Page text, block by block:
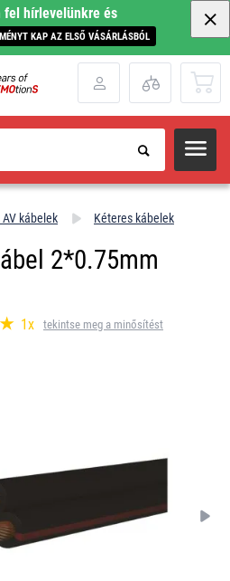
fel hírlevelünkre és
KAP AZ ELSŐ VÁSÁRLÁSBÓL
kábelek Kéteres kábelek
2*0.75mm
1x tekintse meg a minősítést